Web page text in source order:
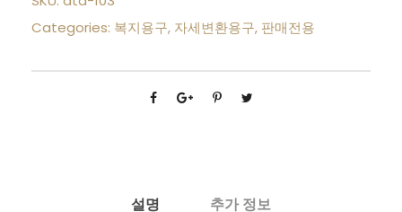
Categories: 복지용구, 자세변환용구, 판매전용
설명 추가 정보